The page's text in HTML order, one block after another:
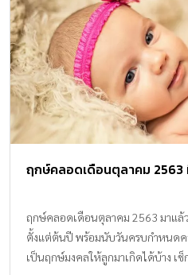
ฤกษ์คลอดเดือนตุลาคม 2563
ฤกษ์คลอดเดือนตุลาคม 2563 มาแล้
ตั้งแต่ต้นปี พร้อมนับวันครบกำหนด
เป็นฤกษ์มงคลให้ลูกมาเกิดได้บ้าง เช็